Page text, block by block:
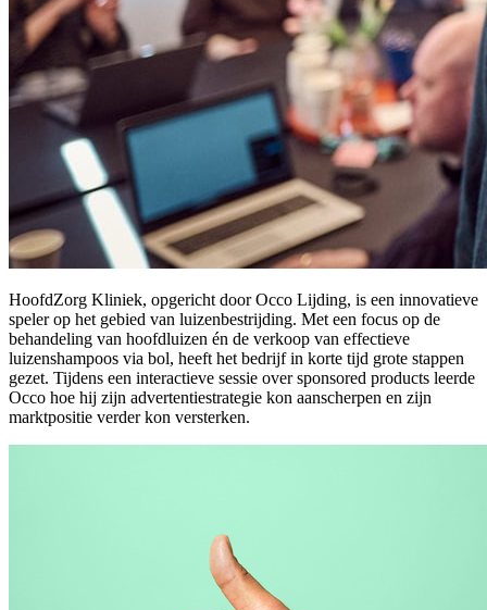
HoofdZorg Kliniek, opgericht door Occo Lijding, is een innovatieve
speler op het gebied van luizenbestrijding. Met een focus op de
behandeling van hoofdluizen én de verkoop van effectieve
luizenshampoos via bol, heeft het bedrijf in korte tijd grote stappen
gezet. Tijdens een interactieve sessie over sponsored products leerde
Occo hoe hij zijn advertentiestrategie kon aanscherpen en zijn
marktpositie verder kon versterken.